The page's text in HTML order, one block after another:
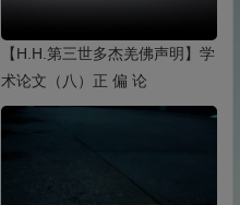
【H.H.第三世多杰羌佛声明】学
术论文（八）正 偏 论